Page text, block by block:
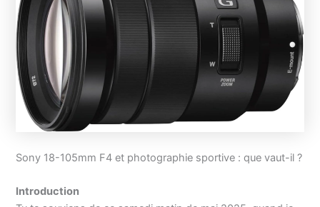
Sony 18-105mm F4 et photographie sportive : que vaut-il ?
Introduction